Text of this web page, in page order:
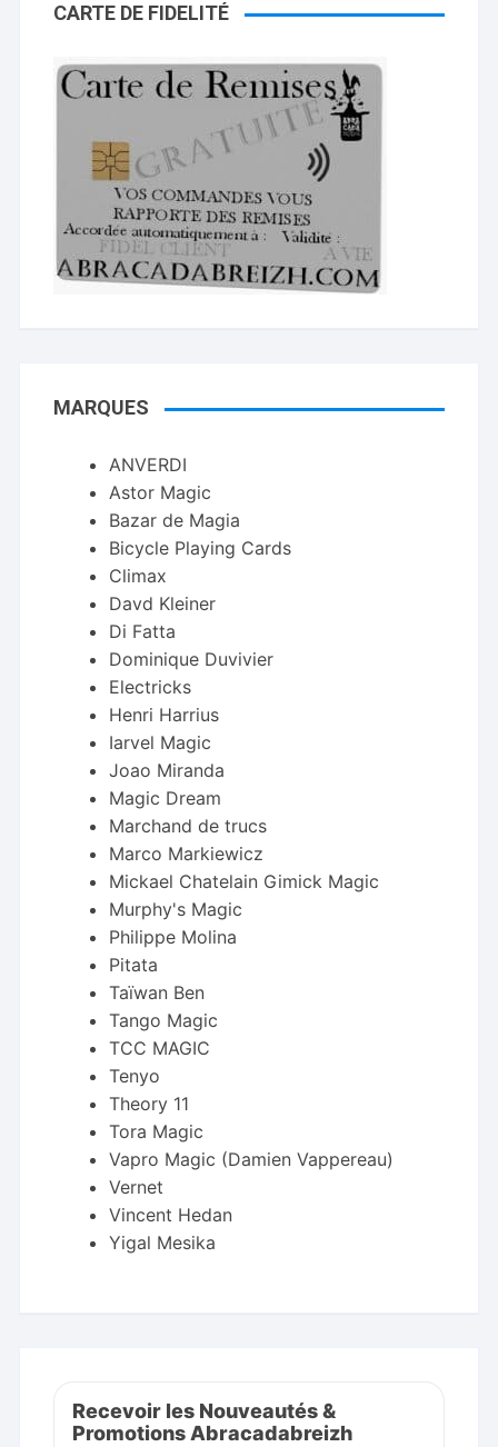
CARTE DE FIDELITÉ
MARQUES
ANVERDI
Astor Magic
Bazar de Magia
Bicycle Playing Cards
Climax
Davd Kleiner
Di Fatta
Dominique Duvivier
Electricks
Henri Harrius
Iarvel Magic
Joao Miranda
Magic Dream
Marchand de trucs
Marco Markiewicz
Mickael Chatelain Gimick Magic
Murphy's Magic
Philippe Molina
Pitata
Taïwan Ben
Tango Magic
TCC MAGIC
Tenyo
Theory 11
Tora Magic
Vapro Magic (Damien Vappereau)
Vernet
Vincent Hedan
Yigal Mesika
Recevoir les Nouveautés &
Promotions Abracadabreizh